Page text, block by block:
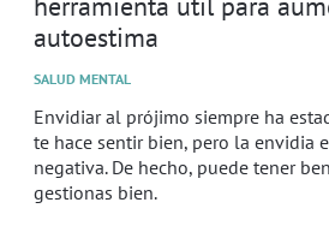
autoestima
SALUD MENTAL
Envidiar al prójimo siempre ha
te hace sentir bien, pero la envidia
negativa. De hecho, puede tener
gestionas bien.